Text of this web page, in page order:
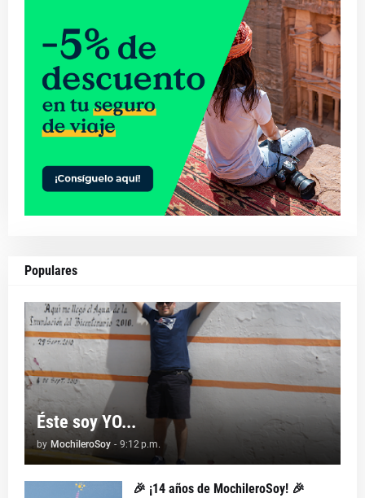
Populares
Éste soy YO...
by MochileroSoy - 9:12 p.m.
🎉 ¡14 años de MochileroSoy! 🎉